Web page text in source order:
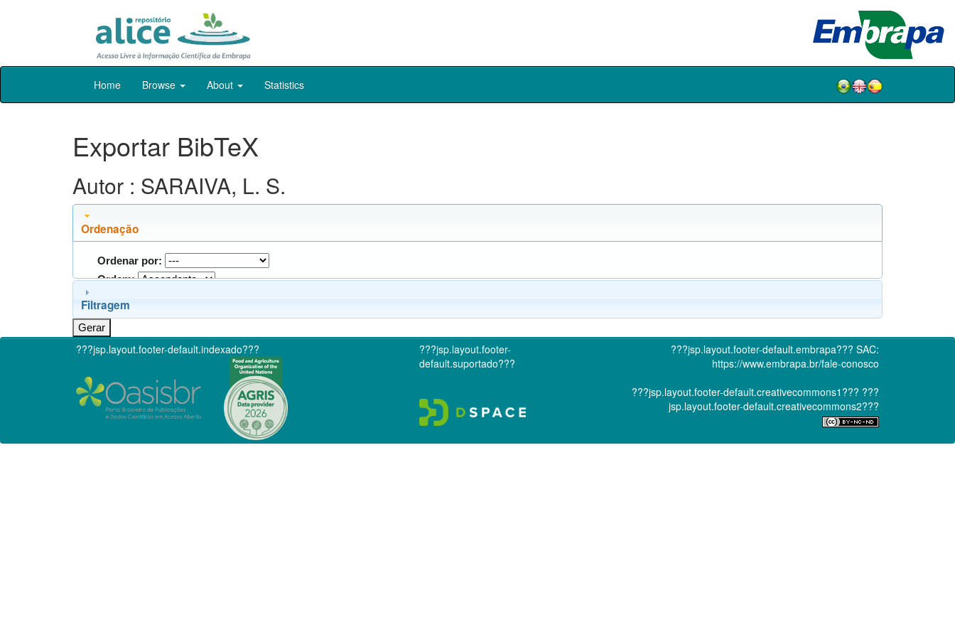
Skip
Home Browse About Statistics
Exportar BibTeX
Autor : SARAIVA, L. S.
Ordenação
Ordenar por:
Ordem:
Filtragem
???jsp.layout.footer-default.indexado???
???jsp.layout.footer-
default.suportado???
???jsp.layout.footer-default.embrapa??? SAC:
https://www.embrapa.br/fale-conosco
???jsp.layout.footer-default.creativecommons1??? ???
jsp.layout.footer-default.creativecommons2???